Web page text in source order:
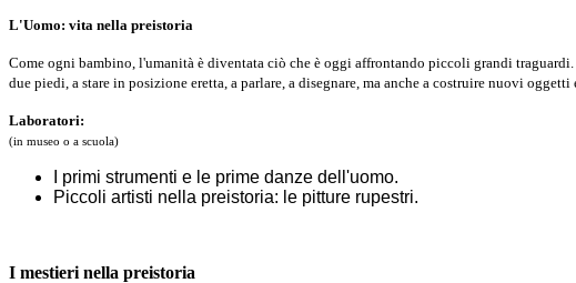
L'Uomo: vita nella preistoria
Come ogni bambino, l'umanità è diventata ciò che è oggi affrontando piccoli grandi
due piedi, a stare in posizione eretta, a parlare, a disegnare, ma anche a costruire nuovi
Laboratori:
(in museo o a scuola)
I primi strumenti e le prime danze dell'uomo.
Piccoli artisti nella preistoria: le pitture rupestri.
I mestieri nella preistoria